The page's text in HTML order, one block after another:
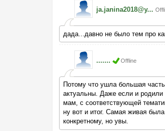
ja.janina2018@y...
дада...давно не было тем про
....... Offline
Потому что ушла большая
актуальны. Даже если и родили
мам, с соответствующей
ну вот и итог. Самая живая
конкретному, но увы.